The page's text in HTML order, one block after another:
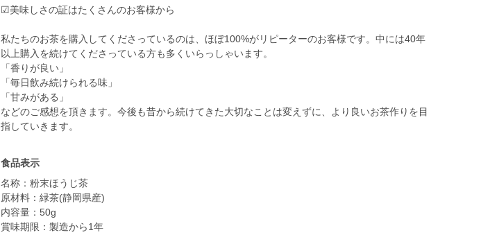
☑︎美味しさの証はたくさんのお客様から
私たちのお茶を購入してくださっているのは、ほぼ100%がリピーターのお客様です。中には40年
以上購入を続けてくださっている方も多くいらっしゃいます。
「香りが良い」
「毎日飲み続けられる味」
「甘みがある」
などのご感想を頂きます。今後も昔から続けてきた大切なことは変えずに、より良いお茶作りを目
指していきます。
食品表示
名称：粉末ほうじ茶
原材料：緑茶(静岡県産)
内容量：50g
賞味期限：製造から1年